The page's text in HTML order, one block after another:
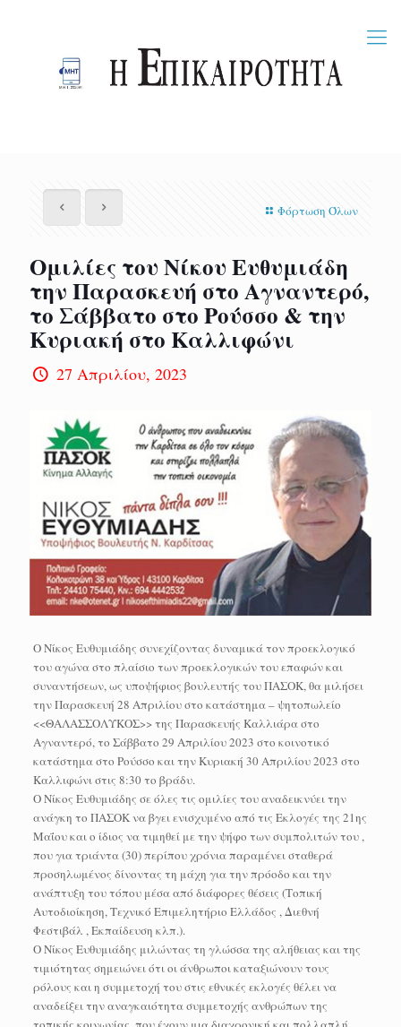
Φόρτωση Όλων
Ομιλίες του Νίκου Ευθυμιάδη
την Παρασκευή στο Αγναντερό,
το Σάββατο στο Ρούσσο & την
Κυριακή στο Καλλιφώνι
27 Απριλίου, 2023
O Νίκος Ευθυμιάδης συνεχίζοντας δυναμικά τον προεκλογικό
του αγώνα στο πλαίσιο των προεκλογικών του επαφών και
συναντήσεων, ως υποψήφιος βουλευτής του ΠΑΣΟΚ, θα μιλήσει
την Παρασκευή 28 Απριλίου στο κατάστημα – ψητοπωλείο
<<ΘΑΛΑΣΣΟΛΥΚΟΣ>> της Παρασκευής Καλλιάρα στο
Αγναντερό, το Σάββατο 29 Απριλίου 2023 στο κοινοτικό
κατάστημα στο Ρούσσο και την Κυριακή 30 Απριλίου 2023 στο
Καλλιφώνι στις 8:30 το βράδυ.
Ο Νίκος Ευθυμιάδης σε όλες τις ομιλίες του αναδεικνύει την
ανάγκη το ΠΑΣΟΚ να βγει ενισχυμένο από τις Εκλογές της 21ης
Μαΐου και ο ίδιος να τιμηθεί με την ψήφο των συμπολιτών του ,
που για τριάντα (30) περίπου χρόνια παραμένει σταθερά
προσηλωμένος δίνοντας τη μάχη για την πρόοδο και την
ανάπτυξη του τόπου μέσα από διάφορες θέσεις (Τοπική
Αυτοδιοίκηση, Τεχνικό Επιμελητήριο Ελλάδος , Διεθνή
Φεστιβάλ , Εκπαίδευση κλπ.).
Ο Νίκος Ευθυμιάδης μιλώντας τη γλώσσα της αλήθειας και της
τιμιότητας σημειώνει ότι οι άνθρωποι καταξιώνουν τους
ρόλους και η συμμετοχή του στις εθνικές εκλογές θέλει να
αναδείξει την αναγκαιότητα συμμετοχής ανθρώπων της